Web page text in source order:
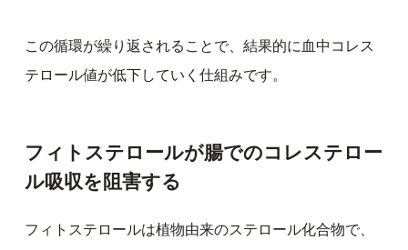
この循環が繰り返されることで、結果的に血中コレス
テロール値が低下していく仕組みです。
フィトステロールが腸でのコレステロー
ル吸収を阻害する
フィトステロールは植物由来のステロール化合物で、